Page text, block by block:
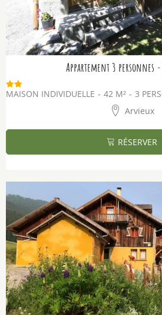
Appartement 3 personnes -
MAISON INDIVIDUELLE 42 M² 3
Arvieux
RÉSERVER